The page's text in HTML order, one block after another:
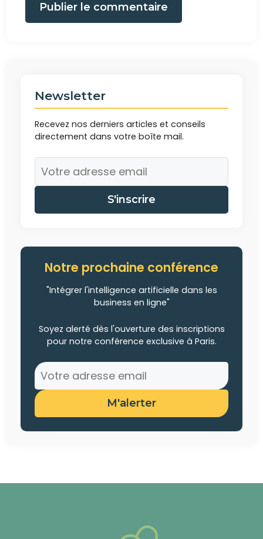
Publier le commentaire
Newsletter
Recevez nos derniers articles et conseils
directement dans votre boîte mail.
S'inscrire
Notre prochaine conférence
"Intégrer l'intelligence artificielle dans les
business en ligne"
Soyez alerté dès l'ouverture des inscriptions
pour notre conférence exclusive à Paris.
M'alerter